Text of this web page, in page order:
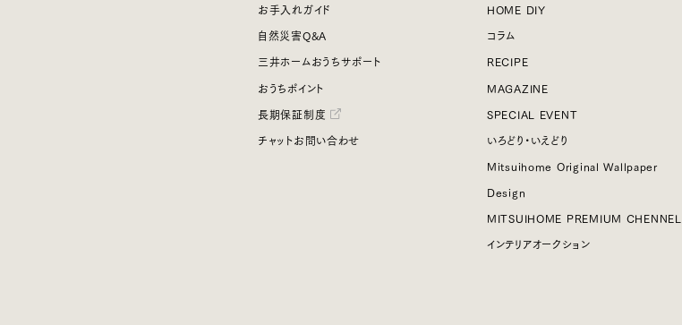
お手入れガイド
自然災害Q&A
三井ホームおうちサポート
おうちポイント
長期保証制度
チャットお問い合わせ
HOME DIY
コラム
RECIPE
MAGAZINE
SPECIAL EVENT
いろどり・いえどり
Mitsuihome Original Wallpaper
Design
MITSUIHOME PREMIUM CHENNEL
インテリアオークション